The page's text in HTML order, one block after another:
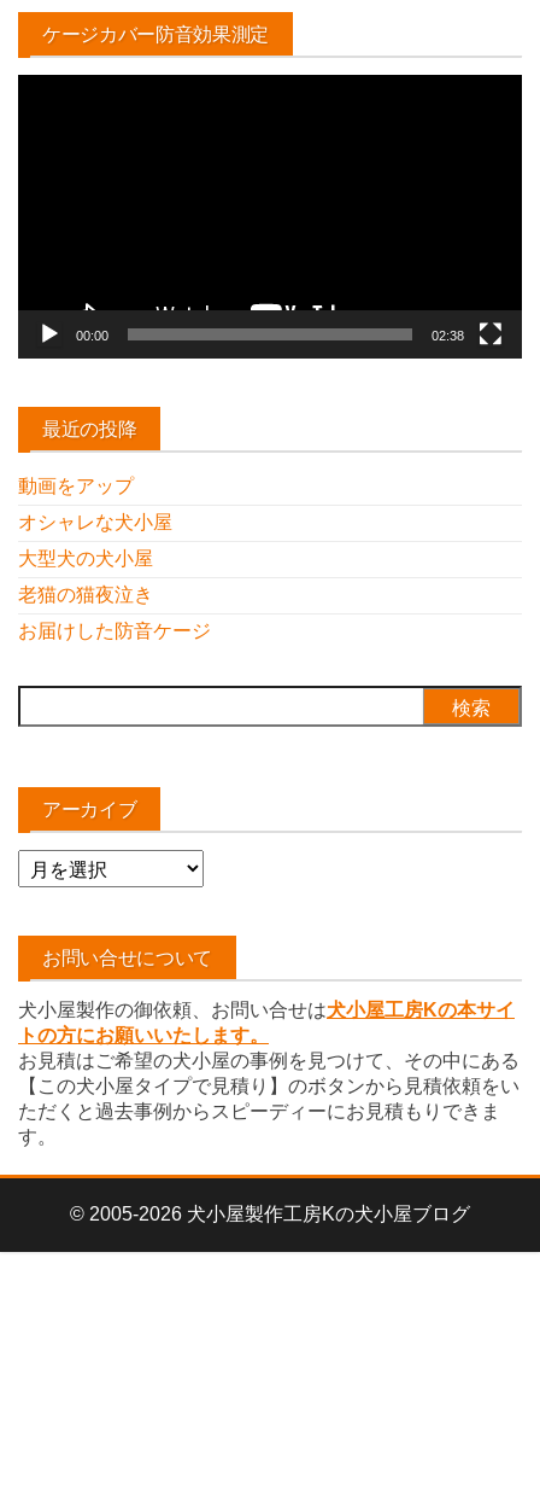
ケージカバー防音効果測定
00:00 02:38
最近の投降
動画をアップ
オシャレな犬小屋
大型犬の犬小屋
老猫の猫夜泣き
お届けした防音ケージ
索:
アーカイブ
ア
ー
イ
お問い合せについて
犬小屋製作の御依頼、お問い合せは犬小屋工房Kの本サイ
トの方にお願いいたします。
お見積はご希望の犬小屋の事例を見つけて、その中にある
【この犬小屋タイプで見積り】のボタンから見積依頼をい
ただくと過去事例からスピーディーにお見積もりできま
す。
© 2005-2026 犬小屋製作工房Kの犬小屋ブログ